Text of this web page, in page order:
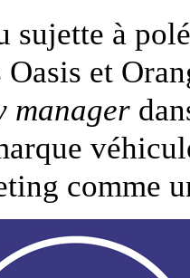
sujette à
Oasis et
manager
comme